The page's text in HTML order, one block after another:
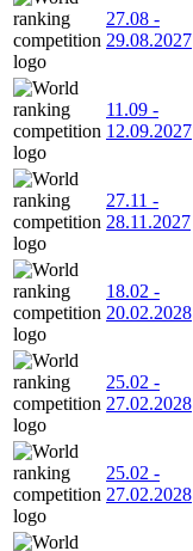
27.08 -
29.08.2027
11.09 -
12.09.2027
27.11 -
28.11.2027
18.02 -
20.02.2028
25.02 -
27.02.2028
25.02 -
27.02.2028